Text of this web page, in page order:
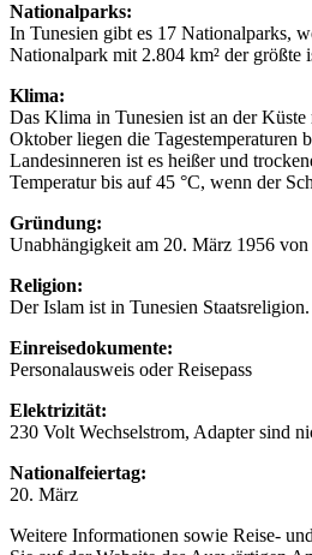
Nationalparks:
In Tunesien gibt es 17 Nationalparks,
Nationalpark mit 2.804 km² der größte
Klima:
Das Klima in Tunesien ist an der
Oktober liegen die Tagestemperaturen
Landesinneren ist es heißer und
Temperatur bis auf 45 °C, wenn der
Gründung:
Unabhängigkeit am 20. März 1956
Religion:
Der Islam ist in Tunesien Staatsreligion.
Einreisedokumente:
Personalausweis oder Reisepass
Elektrizität:
230 Volt Wechselstrom, Adapter sind
Nationalfeiertag:
20. März
Weitere Informationen sowie Reise-